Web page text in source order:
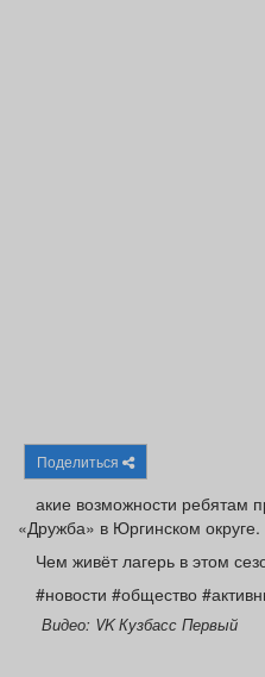
Поделиться
акие возможности ребятам
«Дружба» в Юргинском округе.
Чем живёт лагерь в этом
#новости #общество
Видео: VK Кузбасс Первый